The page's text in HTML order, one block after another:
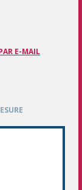
E-MAIL